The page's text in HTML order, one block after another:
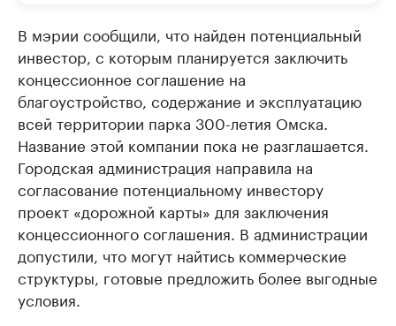
В мэрии сообщили, что найден потенциальный
инвестор, с которым планируется заключить
концессионное соглашение на
благоустройство, содержание и эксплуатацию
всей территории парка 300-летия Омска.
Название этой компании пока не разглашается.
Городская администрация направила на
согласование потенциальному инвестору
проект «дорожной карты» для заключения
концессионного соглашения. В администрации
допустили, что могут найтись коммерческие
структуры, готовые предложить более выгодные
условия.